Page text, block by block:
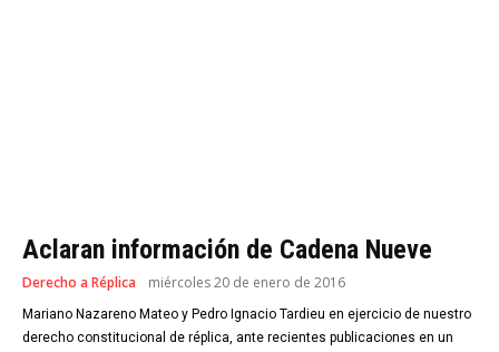
Aclaran información de Cadena Nueve
Derecho a Réplica miércoles 20 de enero de 2016
Mariano Nazareno Mateo y Pedro Ignacio Tardieu en ejercicio de nuestro
derecho constitucional de réplica, ante recientes publicaciones en un